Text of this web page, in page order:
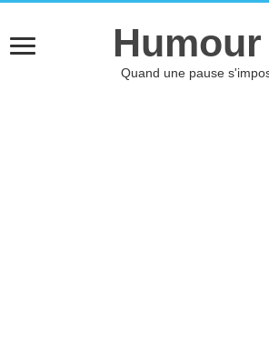
Humour
Quand une pause